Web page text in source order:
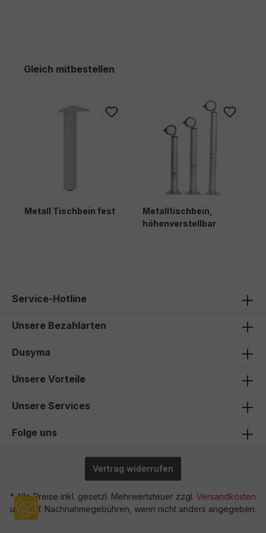
Produktgalerie überspringen
Gleich mitbestellen
Metall Tischbein fest
Metalltischbein,
höhenverstellbar
Service-Hotline
Unsere Bezahlarten
Dusyma
Unsere Vorteile
Unsere Services
Folge uns
Vertrag widerrufen
* Alle Preise inkl. gesetzl. Mehrwertsteuer zzgl. Versandkosten
und ggf. Nachnahmegebühren, wenn nicht anders angegeben.